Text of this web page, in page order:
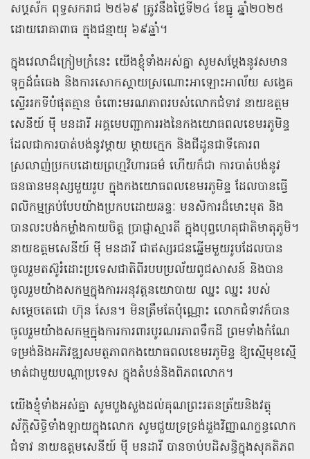
សប្តស័ក ពុទ្ធសករាជ ២៥៦៩ ត្រូវនឹងថ្ងៃទី២៤ ខែធ្នូ ឆ្នាំ២០២៥
ដោយរោគាពាធ ក្នុងជន្មាយុ ៦៩ឆ្នាំ។
ក្នុងវេលាដ៏ក្រៀមក្រំនេះ យើងខ្ញុំទាំងអស់គ្នា សូមសម្តែងនូវសមាន
ទុក្ខដ៏ធំធេង និងការសោកស្តាយស្រណោះអាឡោះអាល័យ សង្វេគ
ស្ទើររកទីបំផុតគ្មាន ចំពោះមរណភាពរបស់លោកជំទាវ នាយឧត្ដម
សេនីយ៍ ម៉ី មនដារី អគ្គមេបញ្ជាការរងនៃកងយោធពលខេមរភូមិន្ទ
ដែលជាការបាត់បង់នូវម្ដាយ ម្ដាយក្មេក និងជីដូនជាទីគោរព
ស្រលាញ់ប្រកបដោយព្រហ្មវិហារធម៌ ហើយក៏ជា ការបាត់បង់នូវ
ធនធានមនុស្សមួយរូប ក្នុងកងយោធពលខេមរភូមិន្ទ ដែលបានធ្វើ
ពលិកម្មគ្រប់បែបយ៉ាងប្រកបដោយឆន្ទៈ មនសិការដ៏មោះមុត និង
បានលះបង់កម្លាំងកាយចិត្ត ប្រាជ្ញាស្មារតី ក្នុងបុព្វហេតុជាតិមាតុភូមិ។
នាយឧត្តមសេនីយ៍ ម៉ី មនដារី ជាឥស្សរជនឆ្នើមមួយរូបដែលបាន
ចូលរួមតស៊ូរំដោះប្រទេសជាតិពីរបបប្រល័យពូជសាសន៍ និងបាន
ចូលរួមយ៉ាងសកម្មក្នុងការអនុវត្តនយោបាយ ឈ្នះ ឈ្នះ របស់
សម្ដេចតេជោ ហ៊ុន សែន។ មិនត្រឹមតែប៉ុណ្ណោះ លោកជំទាវក៏បាន
ចូលរួមយ៉ាងសកម្មក្នុងការការពារបូរណរភាពទឹកដី ព្រមទាំងកំណែ
ទម្រង់និងអភិវឌ្ឍសមត្ថភាពកងយោធពលខេមរភូមិន្ទ ឱ្យស្មើមុខស្មើ
មាត់ជាមួយបណ្ដាប្រទេស ក្នុងតំបន់និងពិភពលោក។
យើងខ្ញុំទាំងអស់គ្នា សូមបួងសួងដល់គុណព្រះរតនត្រ័យនិងវត្ថុ
ស័ក្តិសិទ្ធិទាំងឡាយក្នុងលោក សូមជួយទ្រទ្រង់ដួងវិញ្ញាណក្ខន្ធលោក
ជំទាវ នាយឧត្ដមសេនីយ៍ ម៉ី មនដារី បានចាប់បដិសន្ធិក្នុងសុគតិភព